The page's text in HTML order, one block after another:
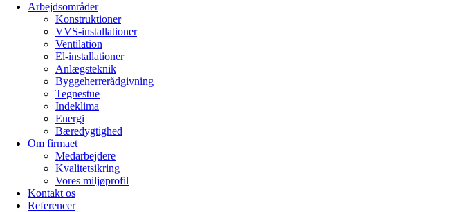
Arbejdsområder
Konstruktioner
VVS-installationer
Ventilation
El-installationer
Anlægsteknik
Byggeherrerådgivning
Tegnestue
Indeklima
Energi
Bæredygtighed
Om firmaet
Medarbejdere
Kvalitetsikring
Vores miljøprofil
Kontakt os
Referencer